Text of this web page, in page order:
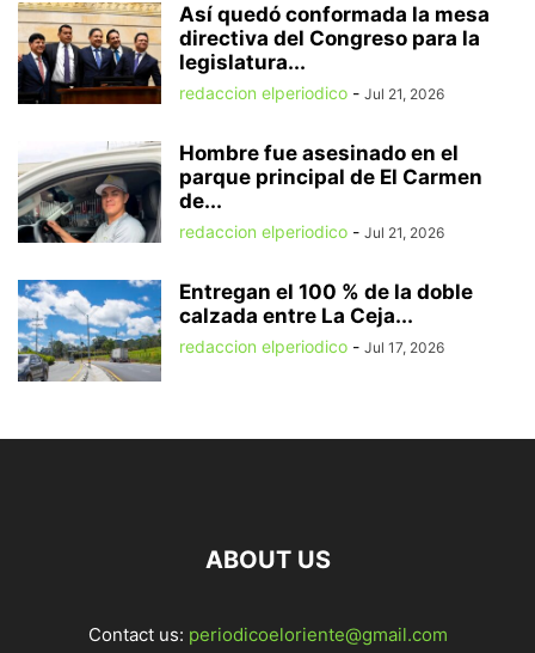
Así quedó conformada la mesa
directiva del Congreso para la
legislatura...
redaccion elperiodico - Jul 21, 2026
Hombre fue asesinado en el
parque principal de El Carmen
de...
redaccion elperiodico - Jul 21, 2026
Entregan el 100 % de la doble
calzada entre La Ceja...
redaccion elperiodico - Jul 17, 2026
ABOUT US
Contact us: periodicoeloriente@gmail.com